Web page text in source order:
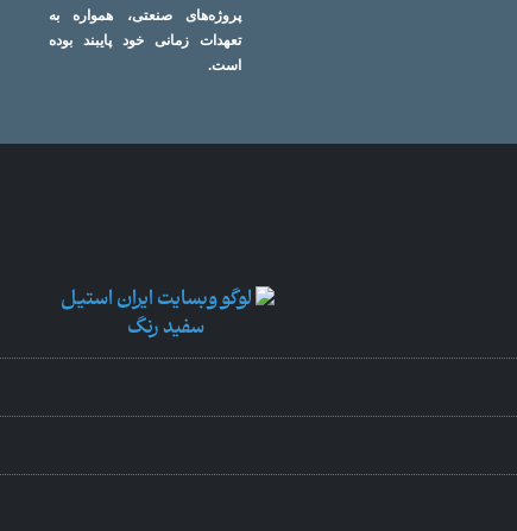
پروژه‌های صنعتی، همواره به
تعهدات زمانی خود پایبند بوده
است.